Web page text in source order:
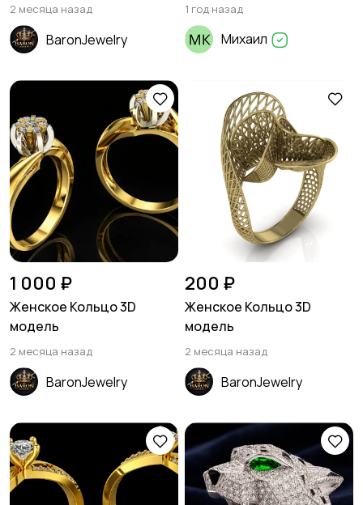
2 месяца назад
BaronJewelry
1 год назад
Михаил
1 000 ₽
Женское Кольцо 3D
модель
2 месяца назад
BaronJewelry
200 ₽
Женское Кольцо 3D
модель
2 месяца назад
BaronJewelry